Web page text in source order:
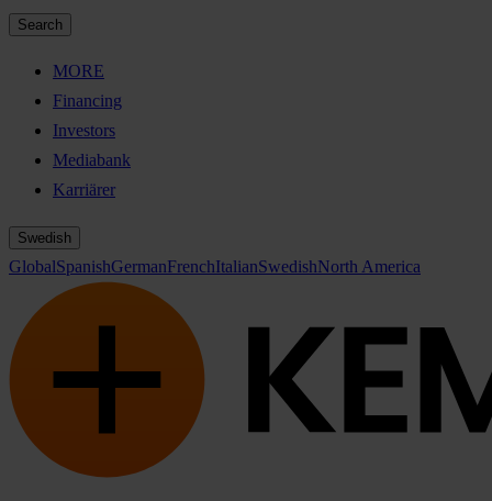
Search
MORE
Financing
Investors
Mediabank
Karriärer
Swedish
GlobalSpanishGermanFrenchItalianSwedishNorth America